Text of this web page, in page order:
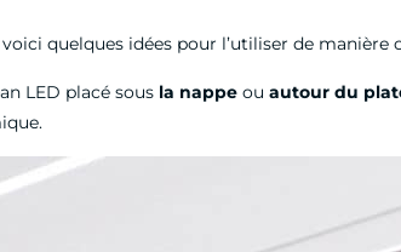
quelques idées pour l’utiliser de manière
LED placé sous la nappe ouautour du